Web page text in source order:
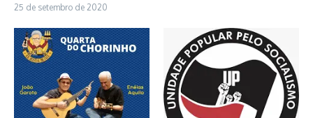
25 de setembro de 2020